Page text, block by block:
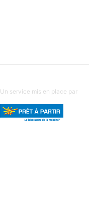
Un service mis en place par